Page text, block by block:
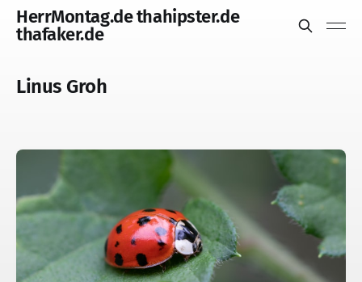
HerrMontag.de thahipster.de
thafaker.de
Linus Groh